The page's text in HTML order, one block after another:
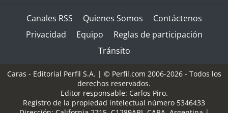
Canales RSS Quienes Somos
Contáctenos
Privacidad
Equipo
Reglas de participación
Tránsito
Caras - Editorial Perfil S.A. | © Perfil.com 2006-2026 - Todos los
derechos reservados.
Editor responsable: Carlos Piro.
Registro de la propiedad intelectual número 5346433